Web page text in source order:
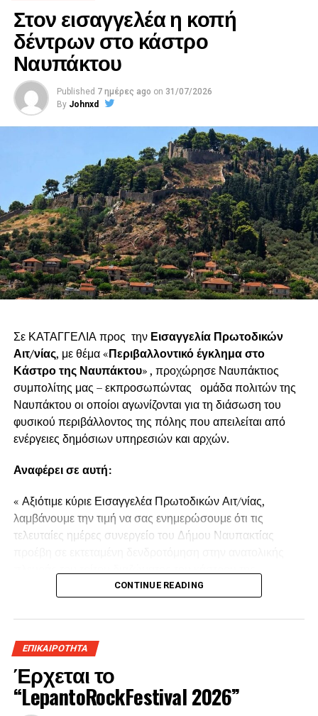
Στον εισαγγελέα η κοπή
δέντρων στο κάστρο
Ναυπάκτου
Published 7 ημέρες ago on 31/07/2026
By Johnxd
Σε ΚΑΤΑΓΓΕΛΙΑ προς την Εισαγγελία Πρωτοδικών
Αιτ/νίας, με θέμα «Περιβαλλοντικό έγκλημα στο
Κάστρο της Ναυπάκτου» , προχώρησε Ναυπάκτιος
συμπολίτης μας – εκπροσωπώντας ομάδα πολιτών της
Ναυπάκτου οι οποίοι αγωνίζονται για τη διάσωση του
φυσικού περιβάλλοντος της πόλης που απειλείται από
ενέργειες δημόσιων υπηρεσιών και αρχών.
Αναφέρει σε αυτή:
« Αξιότιμε κύριε Εισαγγελέα Πρωτοδικών Αιτ/νίας,
λαμβάνουμε την τιμή να σας ενημερώσουμε ότι τις
τελευταίες ημέρες συνεργείο του Δήμου Ναυπακτίας
Ναυπάκτου πάνω από τη Ντάπια Τσαούς.
Παρόμοια ενέργεια πραγματοποιήθηκε και το Καλοκαίρι
αντίδραση των κατοίκων του παραδοσιακού οικισμού της
πόλης της Ναυπάκτου αλλά και της ευρύτερης περιοχής.
Το σχέδιο εκχέρσωσης του λόφου της Ναυπάκτου
CONTINUE READING
ΕΠΙΚΑΙΡΟΤΗΤΑ
Έρχεται το
“LepantoRockFestival 2026”